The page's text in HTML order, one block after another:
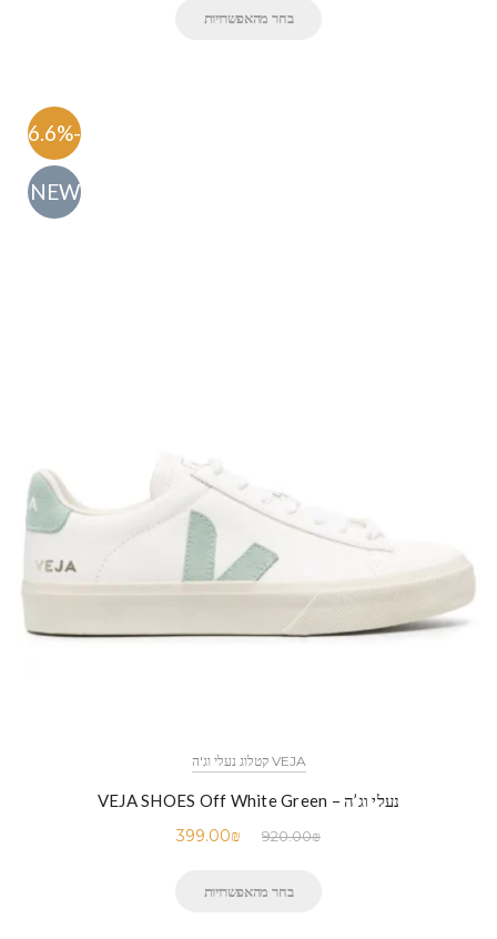
בחר מהאפשרויות
-56.6%
NEW
VEJA קטלוג נעלי וג'ה
נעלי וג’ה – VEJA SHOES Off White Green
920.00₪
399.00₪
בחר מהאפשרויות